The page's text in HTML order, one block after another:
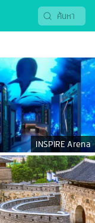
INSPIRE Arena